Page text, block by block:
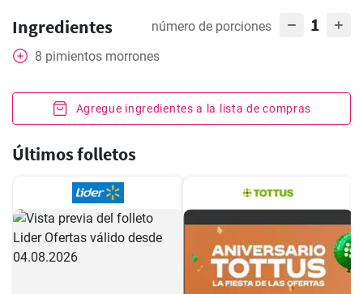
Ingredientes número de porciones 1
8 pimientos morrones
Agregue ingredientes a la lista de compras
Últimos folletos